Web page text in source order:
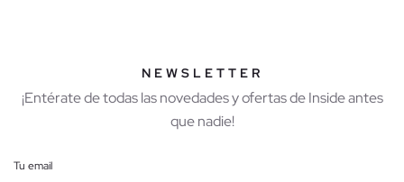
NEWSLETTER
¡Entérate de todas las novedades y ofertas de Inside antes
que nadie!
Tu email